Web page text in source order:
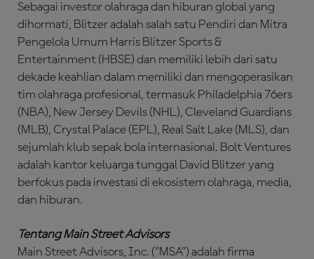
Sebagai investor olahraga dan hiburan global yang
dihormati, Blitzer adalah salah satu Pendiri dan Mitra
Pengelola Umum Harris Blitzer Sports &
Entertainment (HBSE) dan memiliki lebih dari satu
dekade keahlian dalam memiliki dan mengoperasikan
tim olahraga profesional, termasuk Philadelphia 76ers
(NBA), New Jersey Devils (NHL), Cleveland Guardians
(MLB), Crystal Palace (EPL), Real Salt Lake (MLS), dan
sejumlah klub sepak bola internasional. Bolt Ventures
adalah kantor keluarga tunggal David Blitzer yang
berfokus pada investasi di ekosistem olahraga, media,
dan hiburan.
Tentang Main Street Advisors
Main Street Advisors, Inc. ("MSA") adalah firma